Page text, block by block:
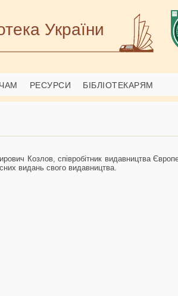
України
РЕСУРСИ БІБЛІОТЕКАРЯМ
Козлов, співробітник видавництва
видань свого видавництва.